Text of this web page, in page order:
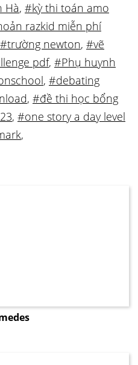
Hà, #kỳ thi toán amo
razkid miễn phí
#trường newton, #vẽ
pdf, #Phụ huynh
, #debating
, #đề thi học bổng
, #one story a day level
,